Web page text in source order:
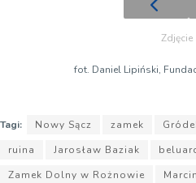
Zdjęcie
fot. Daniel Lipiński,
Tagi: Nowy Sącz zamek
ruina
Jarosław Baziak
Zamek Dolny w Rożnowie